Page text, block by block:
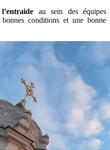
au sein des équipes
conditions et une bonne